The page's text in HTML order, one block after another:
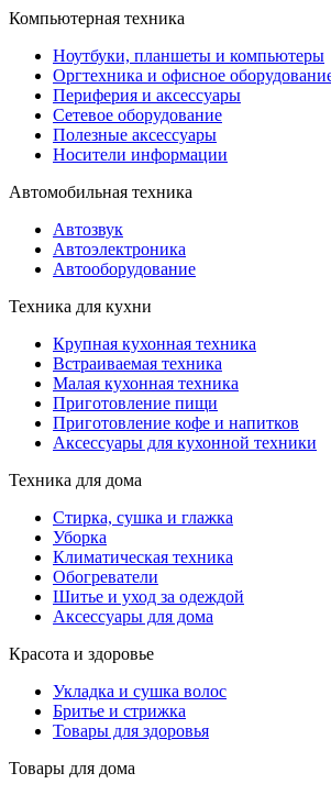
Компьютерная техника
Ноутбуки, планшеты и компьютеры
Оргтехника и офисное
Периферия и аксессуары
Cетевое оборудование
Полезные аксессуары
Носители информации
Автомобильная техника
Автозвук
Автоэлектроника
Автооборудование
Техника для кухни
Крупная кухонная техника
Встраиваемая техника
Малая кухонная техника
Приготовление пищи
Приготовление кофе и напитков
Аксессуары для кухонной техники
Техника для дома
Стирка, сушка и глажка
Уборка
Климатическая техника
Обогреватели
Шитье и уход за одеждой
Аксессуары для дома
Красота и здоровье
Укладка и сушка волос
Бритье и стрижка
Товары для здоровья
Товары для дома